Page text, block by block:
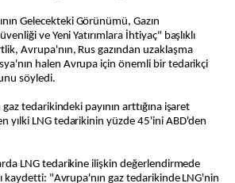
Gelecekteki Görünümü, Gazın
ve Yeni Yatırımlara İhtiyaç" başlıklı
Avrupa'nın, Rus gazından uzaklaşma
halen Avrupa için önemli bir tedarikçi
söyledi.
tedarikindeki payının arttığına işaret
yılki LNG tedarikinin yüzde 45'ini ABD'den
LNG tedarikine ilişkin değerlendirmede
kaydetti: "Avrupa'nın gaz tedarikinde LNG'nin